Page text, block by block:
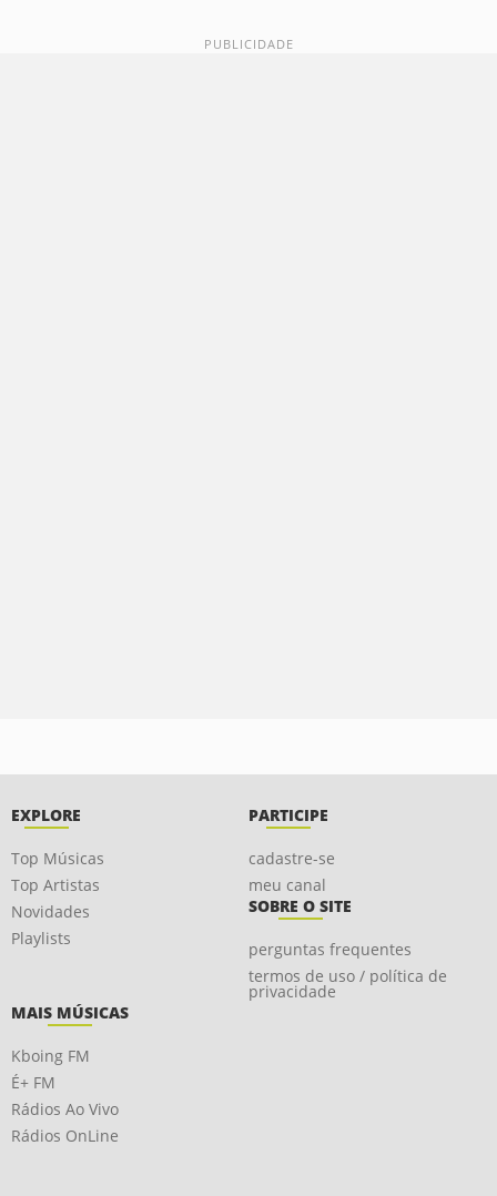
EXPLORE
Top Músicas
Top Artistas
Novidades
Playlists
PARTICIPE
cadastre-se
meu canal
SOBRE O SITE
perguntas frequentes
termos de uso / política de
privacidade
MAIS MÚSICAS
Kboing FM
É+ FM
Rádios Ao Vivo
Rádios OnLine